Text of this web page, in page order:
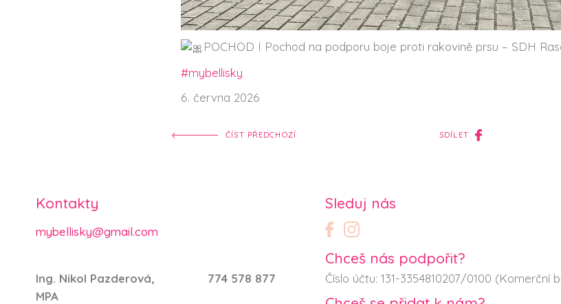
POCHOD I Pochod na podporu boje proti rakovině prsu – SDH
#mybellisky
6. června 2026
ČÍST PŘEDCHOZÍ SDÍLET
Kontakty
mybellisky@gmail.com
Ing. Nikol Pazderová,
MPA
774 578 877
Sleduj nás
Chceš nás podpořit?
Číslo účtu: 131-3354810207/0100 (Komerční